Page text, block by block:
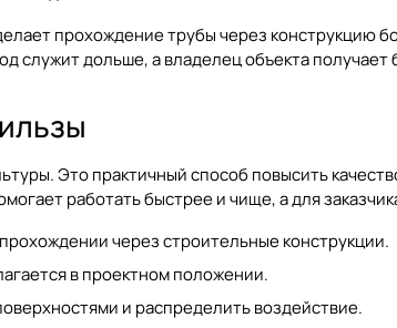
прохождение трубы через конструкцию
служит дольше, а владелец объекта
Это практичный способ повысить
работать быстрее и чище, а для
через строительные конструкции.
в проектном положении.
и распределить воздействие.